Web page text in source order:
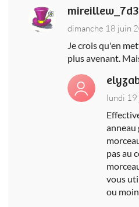
dimanche 18 juin
Je crois qu'en
plus avenant.
lundi
anneau
pas au
vous
ou